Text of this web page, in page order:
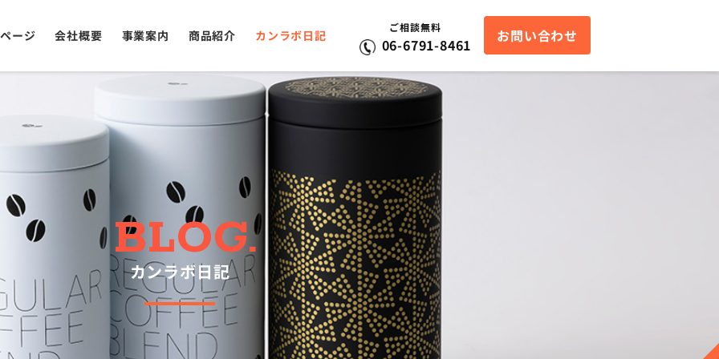
ージ 会社概要 事業案内 商品紹介 カンラボ日記
ご相談無料
06-6791-8461 お問い合わせ
カンラボ日記